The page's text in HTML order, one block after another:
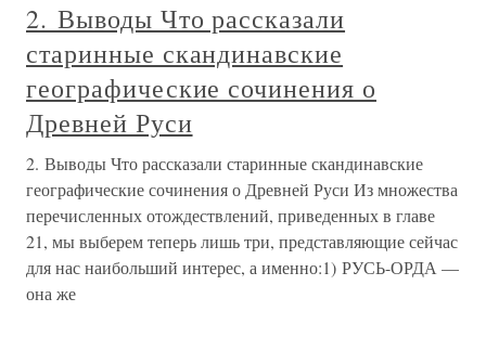
2. Выводы Что рассказали
старинные скандинавские
географические сочинения о
Древней Руси
2. Выводы Что рассказали старинные скандинавские
географические сочинения о Древней Руси Из множества
перечисленных отождествлений, приведенных в главе
21, мы выберем теперь лишь три, представляющие сейчас
для нас наибольший интерес, а именно:1) РУСЬ-ОРДА —
она же